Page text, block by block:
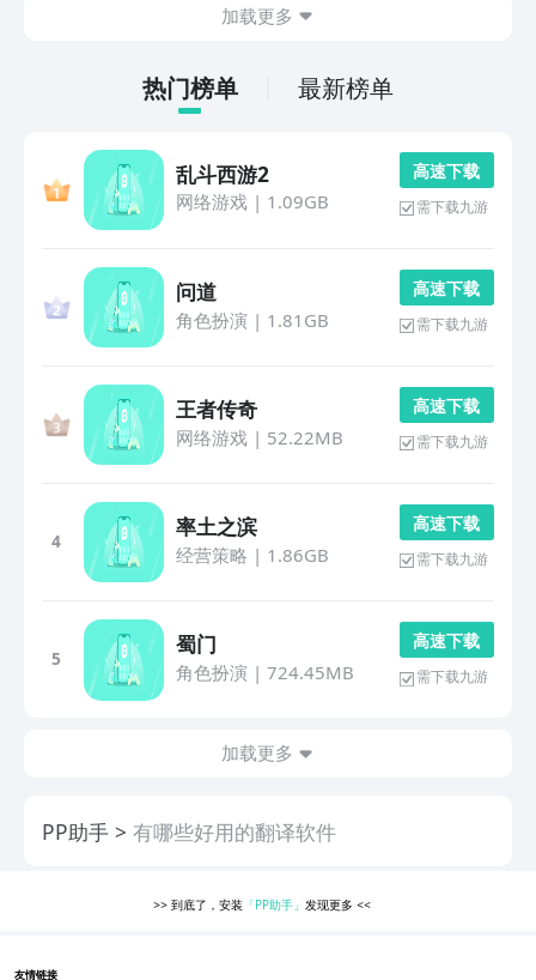
加载更多
热门榜单 最新榜单
乱斗西游2
网络游戏| 1.09GB
高 速 下 载
需下载九游
问道
角色扮演 | 1.81GB
高 速 下 载
需下载九游
王者传奇
网络游戏| 52.22MB
高 速 下 载
需下载九游
4
率土之滨
经营策略 | 1.86GB
高 速 下 载
需下载九游
5
蜀门
角色扮演 | 724.45MB
高 速 下 载
需下载九游
加载更多
PP助手 有哪些好用的翻译软件
>> 到底了，安装 「PP助手」 发现更多<<
友情链接